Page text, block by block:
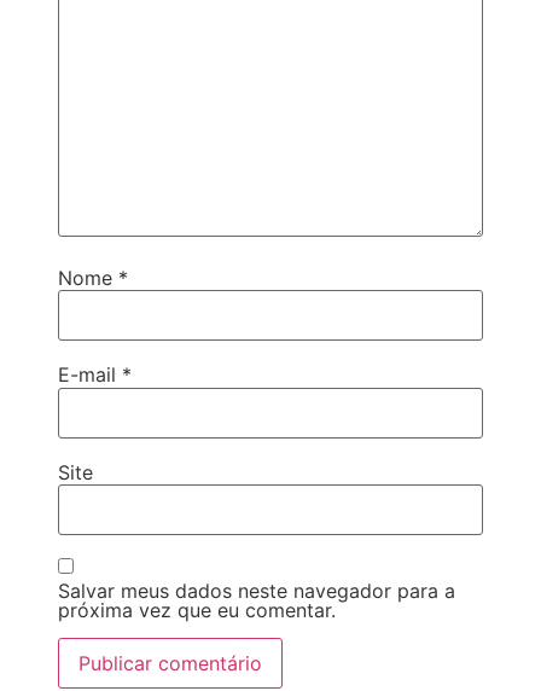
Nome *
E-mail *
Site
Salvar meus dados neste navegador para a
próxima vez que eu comentar.